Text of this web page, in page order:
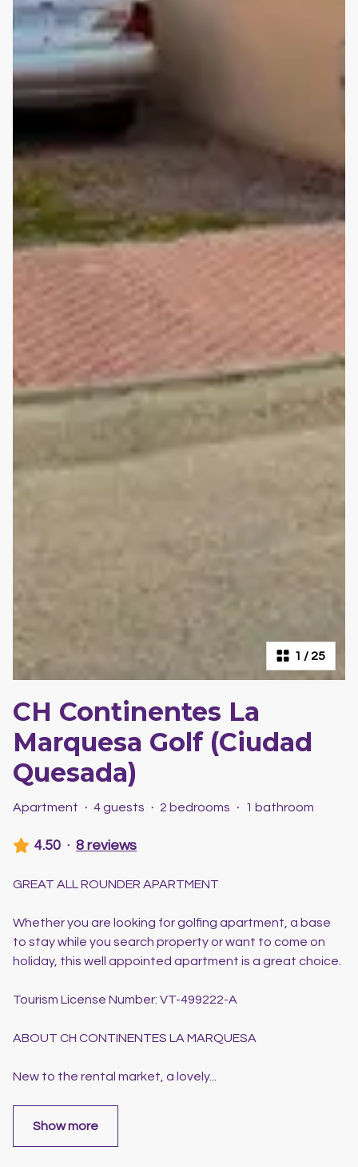
1 / 25
CH Continentes La
Marquesa Golf (Ciudad
Quesada)
Apartment · 4 guests · 2 bedrooms · 1 bathroom
4.50 · 8 reviews
GREAT ALL ROUNDER APARTMENT
Whether you are looking for golfing apartment, a base
to stay while you search property or want to come on
holiday, this well appointed apartment is a great choice.
Tourism License Number: VT-499222-A
ABOUT CH CONTINENTES LA MARQUESA
New to the rental market, a lovely...
Show more